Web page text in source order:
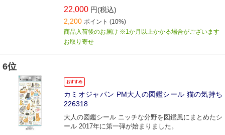
移りゆく光と色彩の変化を生涯にわたり追求した画家
であった。
22,000 円(税込)
2,200 ポイント (10%)
商品入荷後のお届け ※1か月以上かかる場合がございます
お取り寄せ
6位
おすすめ
カミオジャパン PM大人の図鑑シール 猫の気持ち
226318
大人の図鑑シール ニッチな分野を図鑑風にまとめたシ
ール 2017年に第一弾が始まりました。